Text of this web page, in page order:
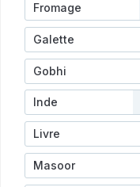
Fromage
Galette
Gobhi
Inde
Livre
Masoor